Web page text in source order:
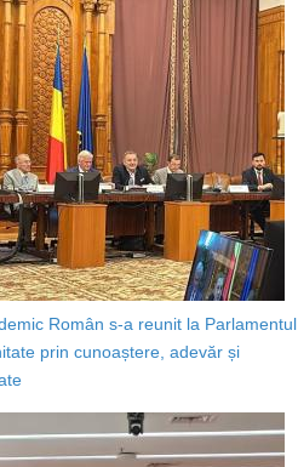
Român s-a reunit la Parlamentul
prin cunoaștere, adevăr și